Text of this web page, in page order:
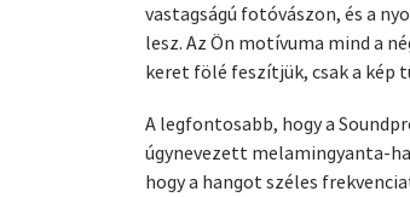
vastagságú fotóvászon, és a
lesz. Az Ön motívuma mind a
keret fölé feszítjük, csak a kép
A legfontosabb, hogy a
úgynevezett melamingyanta-
hogy a hangot széles